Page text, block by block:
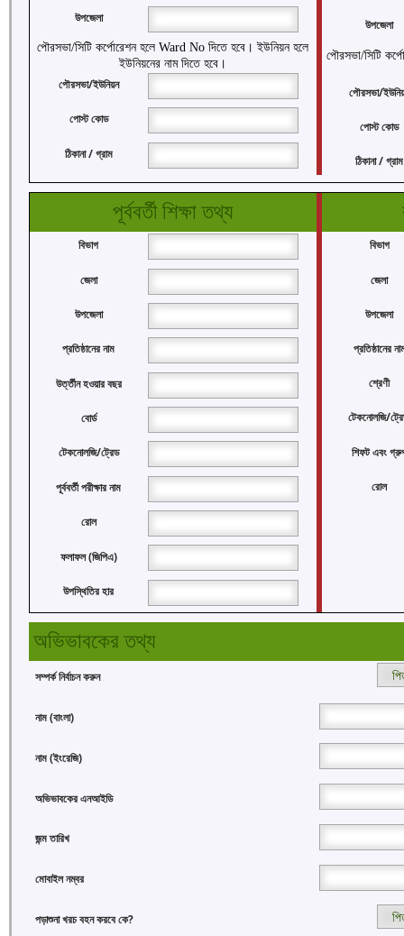
উপজেলা
পৌরসভা/সিটি কর্পোরেশন হলে Ward No দিতে হবে। ইউনিয়ন হলে
ইউনিয়নের নাম দিতে হবে।
পৌরসভা/ইউনিয়ন
পোস্ট কোড
ঠিকানা / গ্রাম
উপজেলা
পৌরসভা/সিটি
পৌরসভা/
পোস্ট কোড
ঠিকানা / গ্রাম
পূর্ববর্তী শিক্ষা তথ্য
বিভাগ
জেলা
উপজেলা
প্রতিষ্ঠানের নাম
উর্ত্তীন হওয়ার বছর
বোর্ড
টেকনোলজি/ট্রেড
পূর্ববর্তী পরীক্ষার নাম
রোল
ফলাফল (জিপিএ)
উপস্থিতির হার
বিভাগ
জেলা
উপজেলা
প্রতিষ্ঠানের
শ্রেণী
টেকনোলজি/
শিফট এবং
রোল
অভিভাবকের তথ্য
সম্পর্ক নির্বাচন করুন
নাম (বাংলা)
নাম (ইংরেজি)
অভিভাবকের এনআইডি
জন্ম তারিখ
মোবাইল নম্বর
পড়াশুনা খরচ বহন করবে কে?